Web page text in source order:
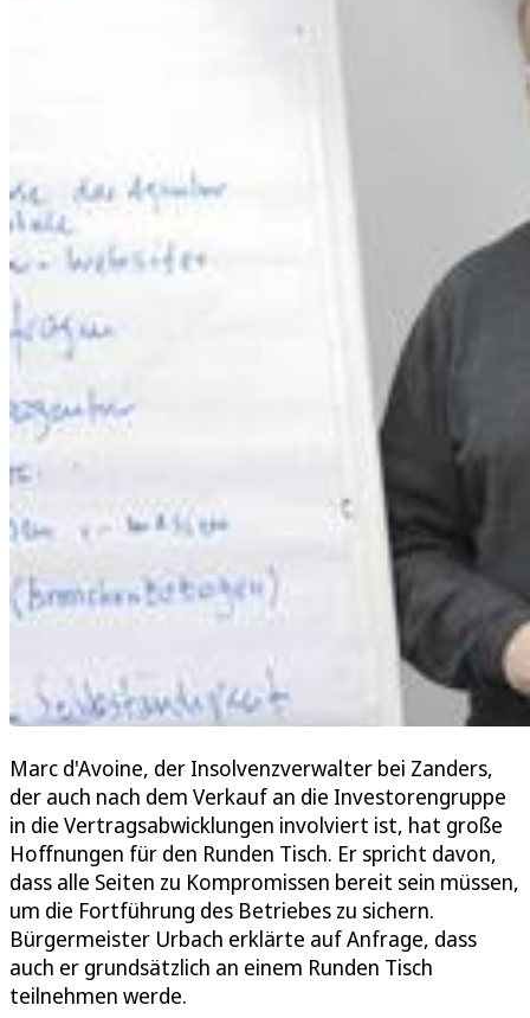
Marc d'Avoine, der Insolvenzverwalter bei Zanders,
der auch nach dem Verkauf an die Investorengruppe
in die Vertragsabwicklungen involviert ist, hat große
Hoffnungen für den Runden Tisch. Er spricht davon,
dass alle Seiten zu Kompromissen bereit sein müssen,
um die Fortführung des Betriebes zu sichern.
Bürgermeister Urbach erklärte auf Anfrage, dass
auch er grundsätzlich an einem Runden Tisch
teilnehmen werde.